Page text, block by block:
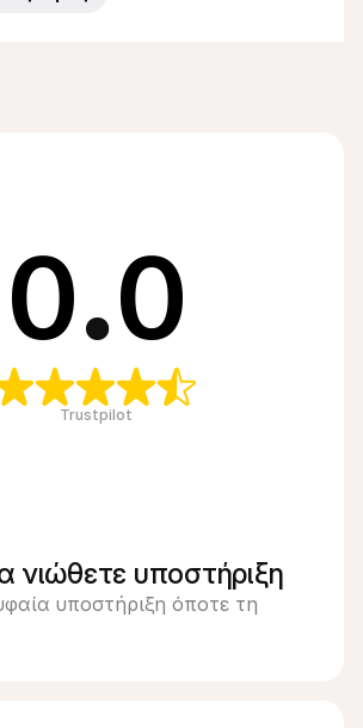
0.0
Trustpilot
νιώθετε υποστήριξη
υποστήριξη όποτε τη